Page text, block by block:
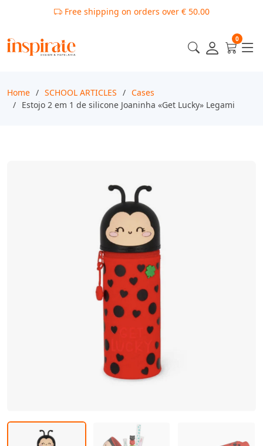
Free shipping on orders over € 50.00
0
Home SCHOOL ARTICLES
Cases
Estojo 2 em 1 de silicone Joaninha «Get Lucky» Legami